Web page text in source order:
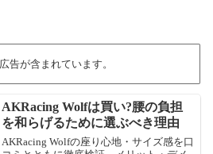
告が含まれています。
AKRacing Wolfは買い?腰の負担
を和らげるために選ぶべき理由
AKRacing Wolfの座り心地・サイズ感を口